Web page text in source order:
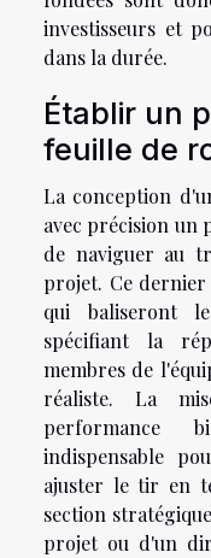
investisseurs et
dans la durée.
Établir un
feuille de
La conception
avec précision
de naviguer au
projet. Ce
qui baliseront
spécifiant la
membres de
réaliste. La
performance
indispensable
ajuster le tir en
section
projet ou d'un